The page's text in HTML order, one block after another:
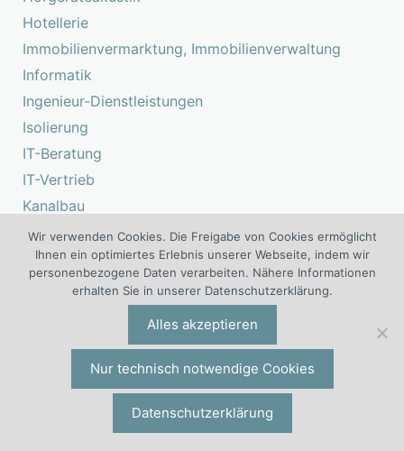
Hotellerie
Immobilienvermarktung, Immobilienverwaltung
Informatik
Ingenieur-Dienstleistungen
Isolierung
IT-Beratung
IT-Vertrieb
Kanalbau
Keramikindustrie
Klempnerei
Klinik, Krankenhaus, Pflege
Kunststoffindustrie
Lagerwirtschaft
Landwirtschaft, Agrarindustrie
Wir verwenden Cookies. Die Freigabe von Cookies ermöglicht
Ihnen ein optimiertes Erlebnis unserer Webseite, indem wir
personenbezogene Daten verarbeiten. Nähere Informationen
erhalten Sie in unserer Datenschutzerklärung.
Alles akzeptieren
Nur technisch notwendige Cookies
Datenschutzerklärung